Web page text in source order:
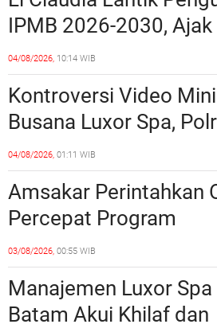
Polda Kepri Jalan di
Tempat?
IPMB 2026-2030, Ajak
Perkuat Kerukunan dan
Sinergi dengan Pemko
Batam
04/08/2026, 10:14 WIB
Kontroversi Video
Busana Luxor Spa,
Barelang Usut Tuntas
Unsur Pelanggaran
04/08/2026, 01:11 WIB
Amsakar Perintahkan
Percepat Program
Prioritas, Targetkan
Realisasi
Lampaui 50 Persen
03/08/2026, 00:55 WIB
Manajemen Luxor Spa
Batam Akui Khilaf dan